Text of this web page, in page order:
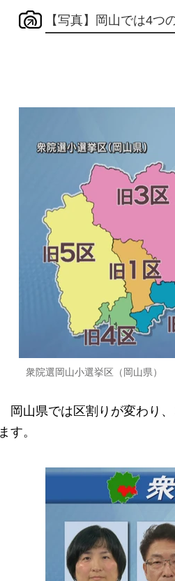
【写真】岡山では4つ
衆院選岡山小選挙区（岡山県）
岡山県では区割りが変わり
ます。